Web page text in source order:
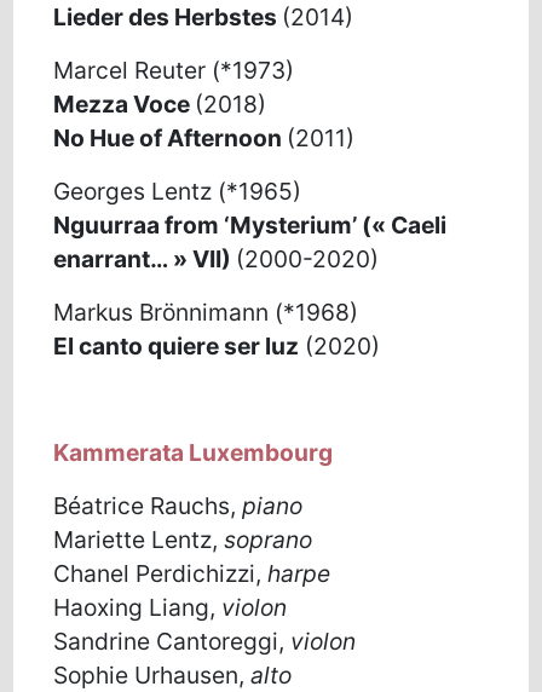
Lieder des Herbstes (2014)
Marcel Reuter (*1973)
Mezza Voce (2018)
No Hue of Afternoon (2011)
Georges Lentz (*1965)
Nguurraa from ‘Mysterium’ (« Caeli
enarrant… » VII) (2000-2020)
Markus Brönnimann (*1968)
El canto quiere ser luz (2020)
Kammerata Luxembourg
Béatrice Rauchs,piano
Mariette Lentz,soprano
Chanel Perdichizzi,harpe
Haoxing Liang, violon
Sandrine Cantoreggi, violon
Sophie Urhausen,alto